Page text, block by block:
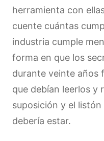
herramienta con
cuente cuántas
industria cumple
forma en que los
durante veinte años
que debían leerlos y
suposición y el
debería estar.